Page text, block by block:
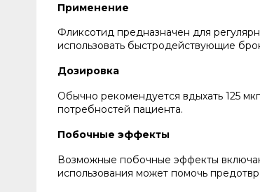
Применение
Фликсотид предназначен для
использовать быстродействующие
Дозировка
Обычно рекомендуется вдыхать 125
потребностей пациента.
Побочные эффекты
Возможные побочные эффекты
использования может помочь